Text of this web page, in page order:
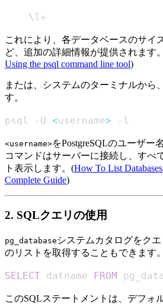
\l+
これにより、各データベースのサイ
ど、追加の詳細情報が提供されます
Using the psql command line tool)
または、システムのターミナルから
す。
psql -U <username> -l
<username>をPostgreSQLのユーザー
コマンドはサーバーに接続し、すべ
ト表示します。(How To List
Complete Guide)
2. SQLクエリの使用
pg_database システムカタログをク
のリストを取得することもできます。
SELECT datname FROM
このSQLステートメントは、デフォ